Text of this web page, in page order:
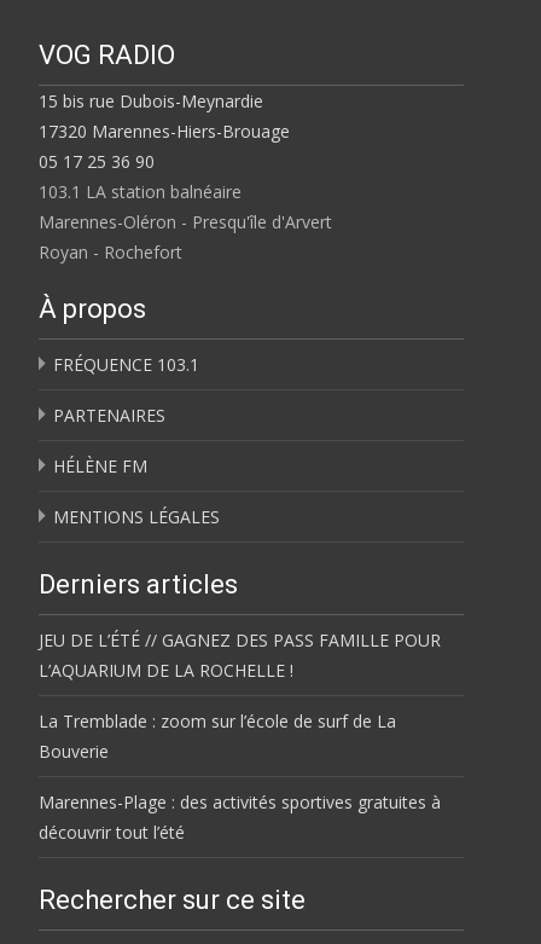
VOG RADIO
15 bis rue Dubois-Meynardie
17320 Marennes-Hiers-Brouage
05 17 25 36 90
103.1 LA station balnéaire
Marennes-Oléron - Presqu'île d'Arvert
Royan - Rochefort
À propos
FRÉQUENCE 103.1
PARTENAIRES
HÉLÈNE FM
MENTIONS LÉGALES
Derniers articles
JEU DE L’ÉTÉ // GAGNEZ DES PASS FAMILLE POUR
L’AQUARIUM DE LA ROCHELLE !
La Tremblade : zoom sur l’école de surf de La
Bouverie
Marennes-Plage : des activités sportives gratuites à
découvrir tout l’été
Rechercher sur ce site